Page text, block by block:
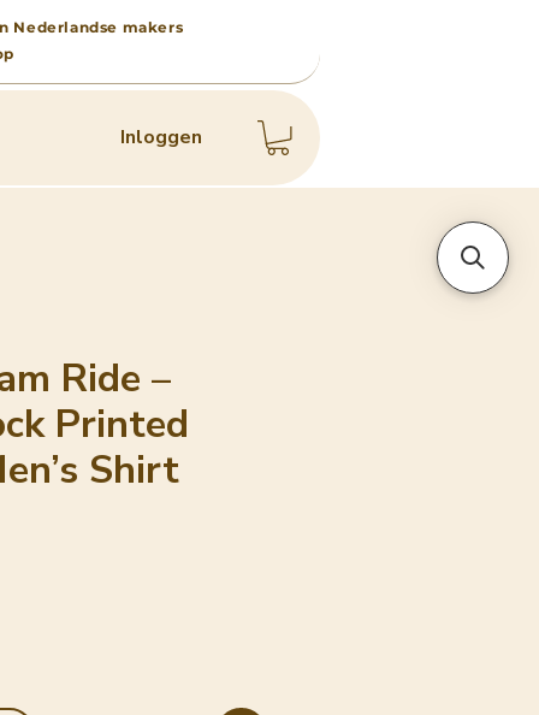
Nederlandse makers
Inloggen
Ride –
Printed
Shirt